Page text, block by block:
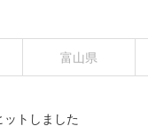
富山県
ットしました